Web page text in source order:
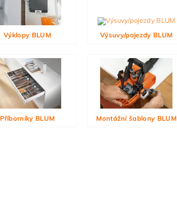
Výklopy BLUM Výsuvy/pojezdy BLUM
Příborníky BLUM Montážní šablony BLUM